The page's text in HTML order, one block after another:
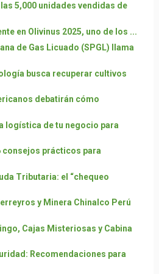
5,000 unidades vendidas de
en Olivinus 2025, uno de los ...
de Gas Licuado (SPGL) llama
busca recuperar cultivos
debatirán cómo
logística de tu negocio para
consejos prácticos para
Tributaria: el “chequeo
y Minera Chinalco Perú
Cajas Misteriosas y Cabina
Recomendaciones para